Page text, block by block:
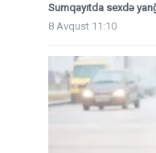
Sumqayıtda sexdə
8 Avqust 11:10